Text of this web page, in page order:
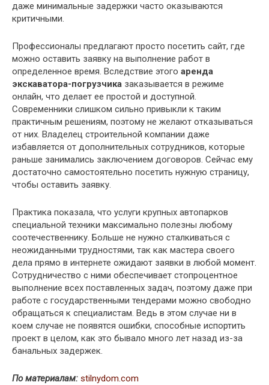
даже минимальные задержки часто оказываются
критичными.
Профессионалы предлагают просто посетить сайт, где
можно оставить заявку на выполнение работ в
определенное время. Вследствие этого аренда
экскаватора-погрузчика заказывается в режиме
онлайн, что делает ее простой и доступной.
Современники слишком сильно привыкли к таким
практичным решениям, поэтому не желают отказываться
от них. Владелец строительной компании даже
избавляется от дополнительных сотрудников, которые
раньше занимались заключением договоров. Сейчас ему
достаточно самостоятельно посетить нужную страницу,
чтобы оставить заявку.
Практика показала, что услуги крупных автопарков
специальной техники максимально полезны любому
соотечественнику. Больше не нужно сталкиваться с
неожиданными трудностями, так как мастера своего
дела прямо в интернете ожидают заявки в любой момент.
Сотрудничество с ними обеспечивает стопроцентное
выполнение всех поставленных задач, поэтому даже при
работе с государственными тендерами можно свободно
обращаться к специалистам. Ведь в этом случае ни в
коем случае не появятся ошибки, способные испортить
проект в целом, как это бывало много лет назад из-за
банальных задержек.
По материалам: stilnydom.com